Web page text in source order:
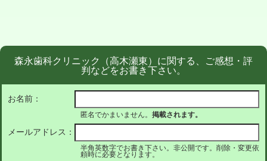
森永歯科クリニック（高木瀬東）に関する、ご感想・評
判などをお書き下さい。
お名前：
匿名でかまいません。 掲載されます。
メールアドレス：
半角英数字でお書き下さい。非公開です。削除・変更依
頼時に必要となります。